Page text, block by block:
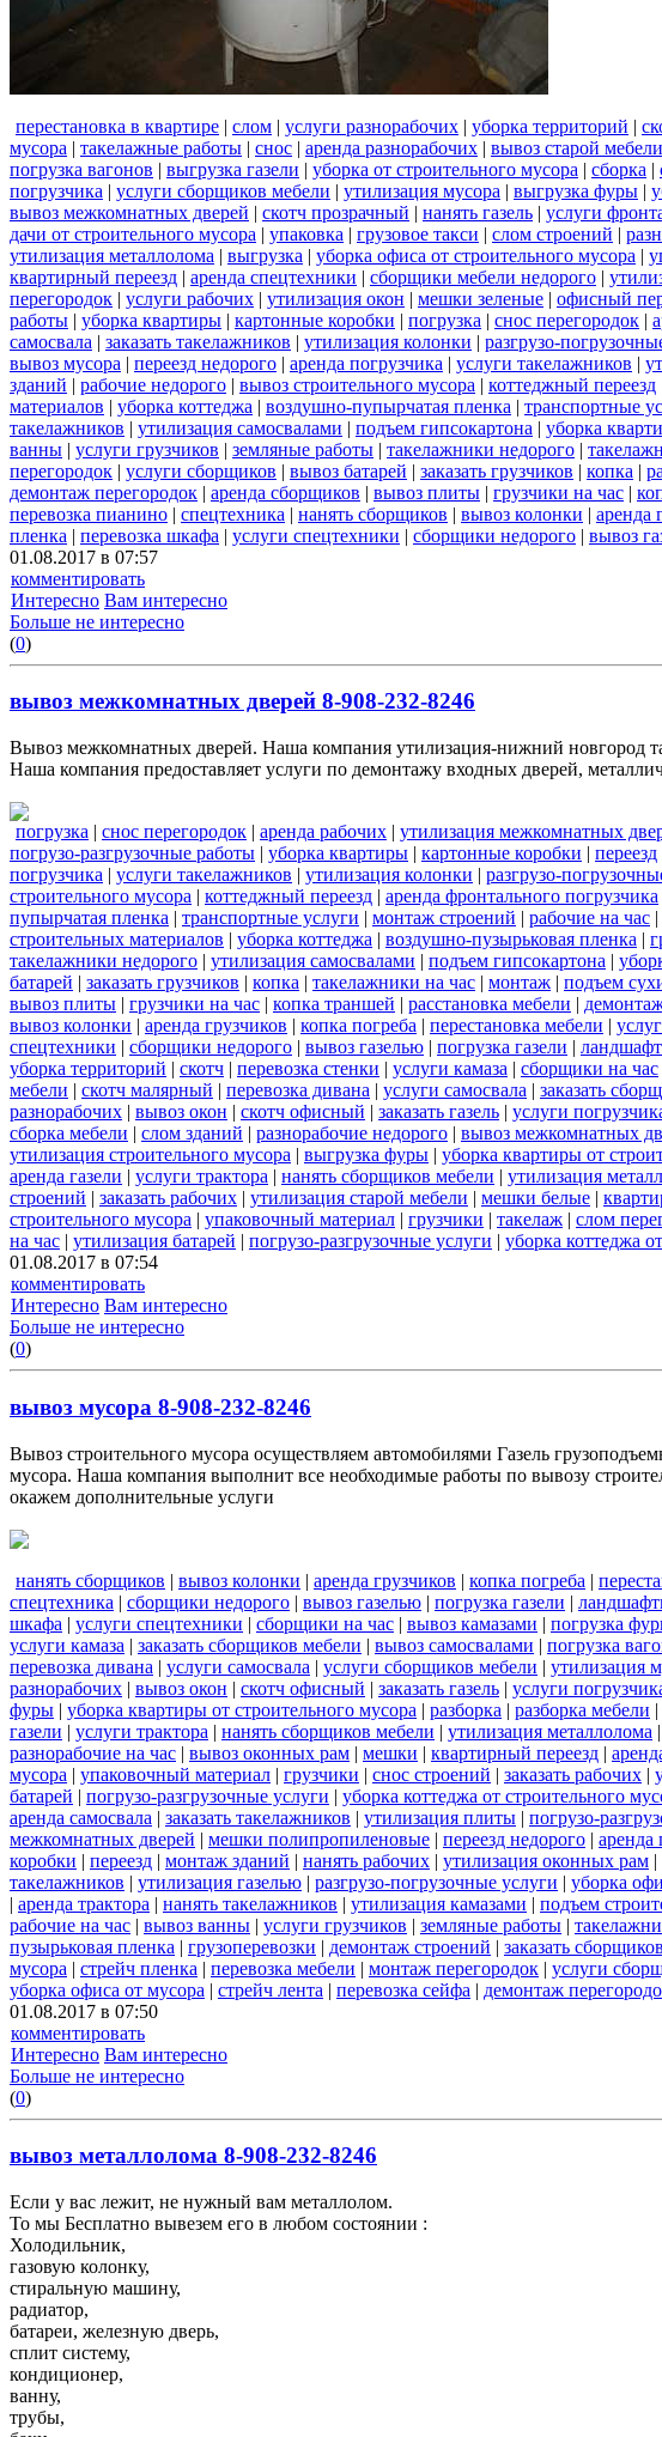
перестановка в квартире | слом | услуги разнорабочих | уборка территорий |
мусора | такелажные работы | снос | аренда разнорабочих | вывоз старой мебели
погрузка вагонов | выгрузка газели | уборка от строительного мусора | сборка |
погрузчика | услуги сборщиков мебели | утилизация мусора | выгрузка фуры |
вывоз межкомнатных дверей | скотч прозрачный | нанять газель | услуги
дачи от строительного мусора | упаковка | грузовое такси | слом строений |
утилизация металлолома | выгрузка | уборка офиса от строительного мусора |
квартирный переезд | аренда спецтехники | сборщики мебели недорого |
перегородок | услуги рабочих | утилизация окон | мешки зеленые | офисный
работы | уборка квартиры | картонные коробки | погрузка | снос перегородок |
самосвала | заказать такелажников | утилизация колонки | разгрузо-
вывоз мусора | переезд недорого | аренда погрузчика | услуги такелажников |
зданий | рабочие недорого | вывоз строительного мусора | коттеджный переезд
материалов | уборка коттеджа | воздушно-пупырчатая пленка | транспортные
такелажников | утилизация самосвалами | подъем гипсокартона | уборка
ванны | услуги грузчиков | земляные работы | такелажники недорого |
перегородок | услуги сборщиков | вывоз батарей | заказать грузчиков | копка |
демонтаж перегородок | аренда сборщиков | вывоз плиты | грузчики на час |
перевозка пианино | спецтехника | нанять сборщиков | вывоз колонки | аренда
пленка | перевозка шкафа | услуги спецтехники | сборщики недорого | вывоз
01.08.2017 в 07:57
комментировать
Интересно Вам интересно
Больше не интересно
(0)
вывоз межкомнатных дверей 8-908-232-8246
Вывоз межкомнатных дверей. Наша компания утилизация-нижний новгород
Наша компания предоставляет услуги по демонтажу входных дверей,
погрузка | снос перегородок | аренда рабочих | утилизация межкомнатных
погрузо-разгрузочные работы | уборка квартиры | картонные коробки | переезд
погрузчика | услуги такелажников | утилизация колонки | разгрузо-
строительного мусора | коттеджный переезд | аренда фронтального погрузчика
пупырчатая пленка | транспортные услуги | монтаж строений | рабочие на час |
строительных материалов | уборка коттеджа | воздушно-пузырьковая пленка |
такелажники недорого | утилизация самосвалами | подъем гипсокартона |
батарей | заказать грузчиков | копка | такелажники на час | монтаж | подъем
вывоз плиты | грузчики на час | копка траншей | расстановка мебели |
вывоз колонки | аренда грузчиков | копка погреба | перестановка мебели |
спецтехники | сборщики недорого | вывоз газелью | погрузка газели |
уборка территорий | скотч | перевозка стенки | услуги камаза | сборщики на час
мебели | скотч малярный | перевозка дивана | услуги самосвала | заказать
разнорабочих | вывоз окон | скотч офисный | заказать газель | услуги
сборка мебели | слом зданий | разнорабочие недорого | вывоз межкомнатных
утилизация строительного мусора | выгрузка фуры | уборка квартиры от
аренда газели | услуги трактора | нанять сборщиков мебели | утилизация
строений | заказать рабочих | утилизация старой мебели | мешки белые |
строительного мусора | упаковочный материал | грузчики | такелаж | слом
на час | утилизация батарей | погрузо-разгрузочные услуги | уборка коттеджа
01.08.2017 в 07:54
комментировать
Интересно Вам интересно
Больше не интересно
(0)
вывоз мусора 8-908-232-8246
Вывоз строительного мусора осуществляем автомобилями Газель
мусора. Наша компания выполнит все необходимые работы по вывозу
окажем дополнительные услуги
нанять сборщиков | вывоз колонки | аренда грузчиков | копка погреба |
спецтехника | сборщики недорого | вывоз газелью | погрузка газели |
шкафа | услуги спецтехники | сборщики на час | вывоз камазами | погрузка
услуги камаза | заказать сборщиков мебели | вывоз самосвалами | погрузка
перевозка дивана | услуги самосвала | услуги сборщиков мебели | утилизация
разнорабочих | вывоз окон | скотч офисный | заказать газель | услуги
фуры | уборка квартиры от строительного мусора | разборка | разборка мебели |
газели | услуги трактора | нанять сборщиков мебели | утилизация металлолома |
разнорабочие на час | вывоз оконных рам | мешки | квартирный переезд |
мусора | упаковочный материал | грузчики | снос строений | заказать рабочих |
батарей | погрузо-разгрузочные услуги | уборка коттеджа от строительного
аренда самосвала | заказать такелажников | утилизация плиты | погрузо-
межкомнатных дверей | мешки полипропиленовые | переезд недорого | аренда
коробки | переезд | монтаж зданий | нанять рабочих | утилизация оконных рам |
такелажников | утилизация газелью | разгрузо-погрузочные услуги | уборка
| аренда трактора | нанять такелажников | утилизация камазами | подъем
рабочие на час | вывоз ванны | услуги грузчиков | земляные работы |
пузырьковая пленка | грузоперевозки | демонтаж строений | заказать сборщиков
мусора | стрейч пленка | перевозка мебели | монтаж перегородок | услуги
уборка офиса от мусора | стрейч лента | перевозка сейфа | демонтаж
01.08.2017 в 07:50
комментировать
Интересно Вам интересно
Больше не интересно
(0)
вывоз металлолома 8-908-232-8246
Если у вас лежит, не нужный вам металлолом.
То мы Бесплатно вывезем его в любом состоянии :
Холодильник,
газовую колонку,
стиральную машину,
радиатор,
батареи, железную дверь,
сплит систему,
кондиционер,
ванну,
трубы,